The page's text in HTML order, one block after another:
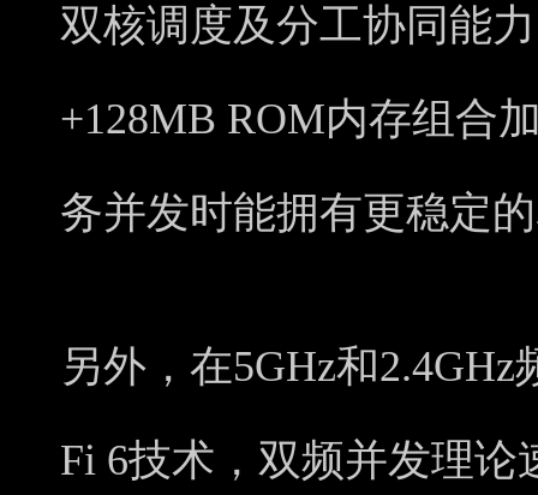
双核调度及分工协同能
+128MB ROM内存组合
务并发时能拥有更稳定
另外，在5GHz和
Fi 6技术，双频并发理论